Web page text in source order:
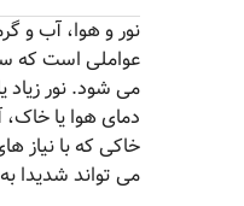
نور و هوا، آب و
عواملی است که
می شود. نور زیاد
دمای هوا یا
خاکی که با نیاز
می تواند شدیدا